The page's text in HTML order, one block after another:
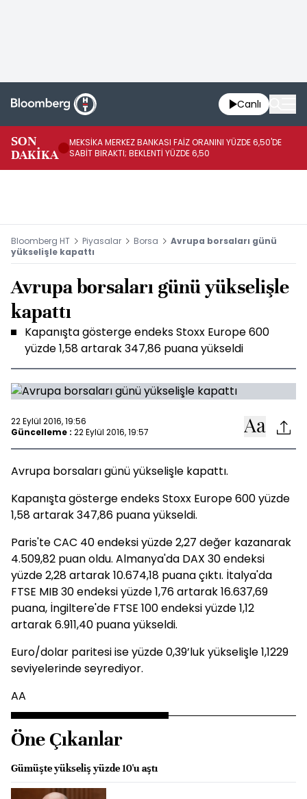
Canlı
SON
DAKİKA
MEKSİKA MERKEZ BANKASI FAİZ ORANINI YÜZDE 6,50'DE
SABİT BIRAKTI; BEKLENTİ YÜZDE 6,50
Bloomberg HT Piyasalar Borsa
Avrupa borsaları günü
yükselişle kapattı
Avrupa borsaları günü yükselişle
kapattı
Kapanışta gösterge endeks Stoxx Europe 600
yüzde 1,58 artarak 347,86 puana yükseldi
22 Eylül 2016, 19:56
Güncelleme : 22 Eylül 2016, 19:57
Avrupa borsaları günü yükselişle kapattı.
Kapanışta gösterge endeks Stoxx Europe 600 yüzde
1,58 artarak 347,86 puana yükseldi.
Paris'te CAC 40 endeksi yüzde 2,27 değer kazanarak
4.509,82 puan oldu. Almanya'da DAX 30 endeksi
yüzde 2,28 artarak 10.674,18 puana çıktı. İtalya'da
FTSE MIB 30 endeksi yüzde 1,76 artarak 16.637,69
puana, İngiltere'de FTSE 100 endeksi yüzde 1,12
artarak 6.911,40 puana yükseldi.
Euro/dolar paritesi ise yüzde 0,39’luk yükselişle 1,1229
seviyelerinde seyrediyor.
AA
Öne Çıkanlar
Gümüşte yükseliş yüzde 10'u aştı